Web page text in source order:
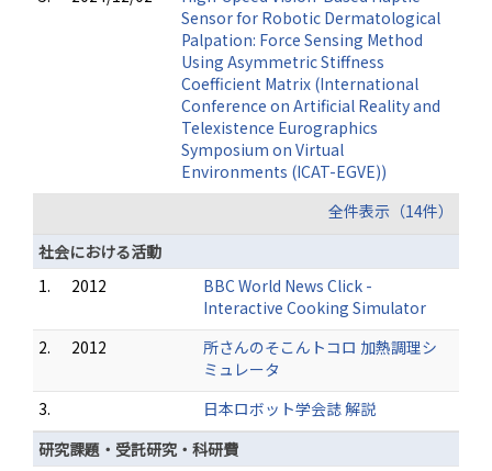
Sensor for Robotic Dermatological
Palpation: Force Sensing Method
Using Asymmetric Stiffness
Coefficient Matrix (International
Conference on Artificial Reality and
Telexistence Eurographics
Symposium on Virtual
Environments (ICAT-EGVE))
全件表示（14件）
社会における活動
1.
2012
BBC World News Click -
Interactive Cooking Simulator
2.
2012
所さんのそこんトコロ 加熱調理シ
ミュレータ
3.
日本ロボット学会誌 解説
研究課題・受託研究・科研費